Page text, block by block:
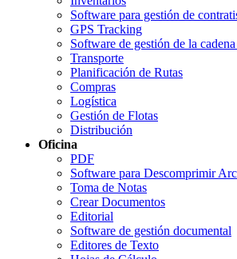
Software para gestión de
GPS Tracking
Software de gestión de la
Transporte
Planificación de Rutas
Compras
Logística
Gestión de Flotas
Distribución
Oficina
PDF
Software para Descomprimir
Toma de Notas
Crear Documentos
Editorial
Software de gestión documental
Editores de Texto